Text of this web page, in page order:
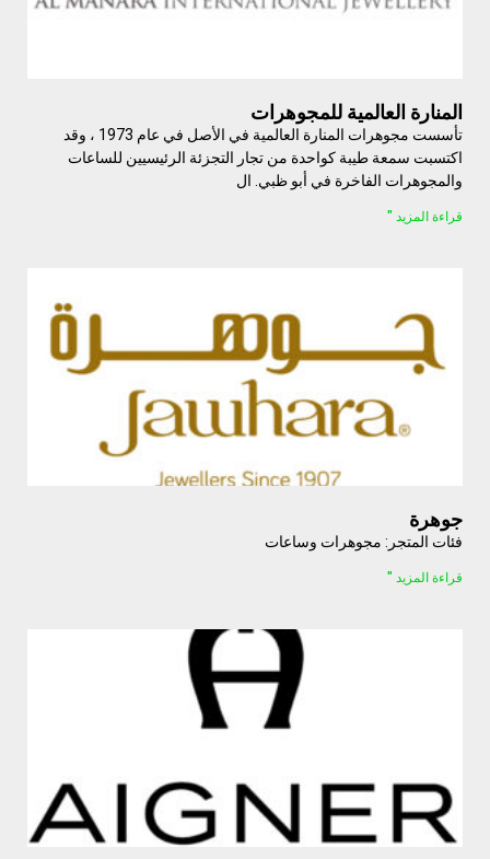
المنارة العالمية للمجوهرات
تأسست مجوهرات المنارة العالمية في الأصل في عام 1973 ، وقد
اكتسبت سمعة طيبة كواحدة من تجار التجزئة الرئيسيين للساعات
والمجوهرات الفاخرة في أبو ظبي. ال
قراءة المزيد "
جوهرة
فئات المتجر: مجوهرات وساعات
قراءة المزيد "